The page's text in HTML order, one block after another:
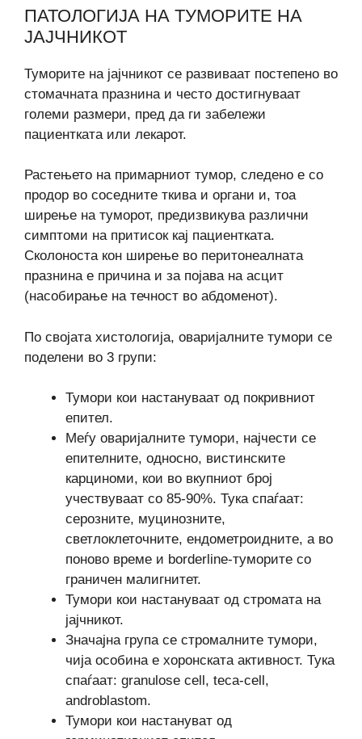
ПАТОЛОГИЈА НА ТУМОРИТЕ НА
ЈАЈЧНИКОТ
Туморите на јајчникот се развиваат постепено во
стомачната празнина и често достигнуваат
големи размери, пред да ги забележи
пациентката или лекарот.
Растењето на примарниот тумор, следено е со
продор во соседните ткива и органи и, тоа
ширење на туморот, предизвикува различни
симптоми на притисок кај пациентката.
Сколоноста кон ширење во перитонеалната
празнина е причина и за појава на асцит
(насобирање на течност во абдоменот).
По својата хистологија, оваријалните тумори се
поделени во 3 групи:
Тумори кои настануваат од покривниот
епител.
Меѓу оваријалните тумори, најчести се
епителните, односно, вистинските
карциноми, кои во вкупниот број
учествуваат со 85-90%. Тука спаѓаат:
серозните, муцинозните,
светлоклеточните, ендометроидните, а во
поново време и borderline-туморите со
граничен малигнитет.
Тумори кои настануваат од стромата на
јајчникот.
Значајна група се стромалните тумори,
чија особина е хоронската активност. Тука
спаѓаат: granulose cell, teca-cell,
androblastom.
Тумори кои настануват од